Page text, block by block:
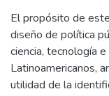
El propósito de
diseño de política
ciencia, tecnología
Latinoamericanos,
utilidad de la